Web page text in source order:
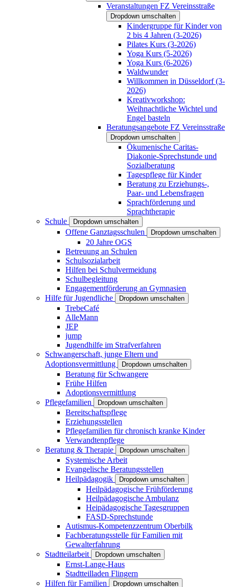
Veranstaltungen FZ Vereinsstraße
Dropdown umschalten
Kindergruppe für Kinder von
2 bis 4 Jahren (3-2026)
Pilates Kurs (3-2026)
Yoga Kurs (5-2026)
Yoga Kurs (6-2026)
Waldwunder
Willkommen in Düsseldorf (3-
2026)
Kreativworkshop:
Weihnachtliche Wichtel und
Engel basteln
Beratungsangebote FZ Vereinsstraße
Dropdown umschalten
Ökumenische Caritas-
Diakonie-Sprechstunde und
Sozialberatung
Tagespflege für Kinder
Beratung zu Erziehungs-,
Paar- und Lebensfragen
Sprachförderung und
Sprachtherapie
Schule
Dropdown umschalten
Offene Ganztagsschulen Dropdown umschalten
20 Jahre OGS
Betreuung an Schulen
Schulsozialarbeit
Hilfen bei Schulvermeidung
Schulbegleitung
Engagementförderung an Gymnasien
Hilfe für Jugendliche
Dropdown umschalten
TrebeCafé
AlleMann
JEP
jump
Jugendhilfe im Strafverfahren
Schwangerschaft, junge Eltern und
Adoptionsvermittlung
Dropdown umschalten
Beratung für Schwangere
Frühe Hilfen
Adoptionsvermittlung
Pflegefamilien
Dropdown umschalten
Bereitschaftspflege
Erziehungsstellen
Pflegefamilien für chronisch kranke Kinder
Verwandtenpflege
Beratung & Therapie
Dropdown umschalten
Systemische Arbeit
Evangelische Beratungsstellen
Heilpädagogik
Dropdown umschalten
Heilpädagogische Frühförderung
Heilpädagogische Ambulanz
Heipädagogische Tagesgruppen
FASD-Sprechstunde
Autismus-Kompetenzzentrum Oberbilk
Fachberatungsstelle für Familien mit
Gewalterfahrung
Stadtteilarbeit
Dropdown umschalten
Ernst-Lange-Haus
Stadtteilladen Flingern
Hilfen für Familien
Dropdown umschalten